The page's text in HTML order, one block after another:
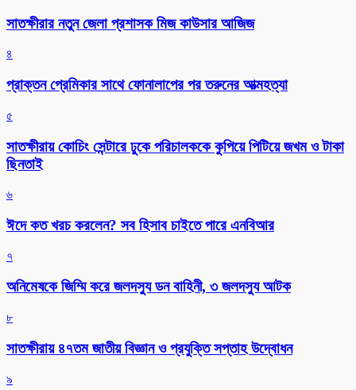
সাতক্ষীরার নতুন জেলা প্রশাসক মিজ কাউসার আজিজ
৪
প্রাক্তন প্রেমিকার সাথে ফোনালাপের পর তরুনের আত্মহত্যা
৫
সাতক্ষীরায় কোচিং সেন্টারে ঢুকে পরিচালককে কুপিয়ে পিটিয়ে জখম ও টাকা
ছিনতাই
৬
ঈদে কত খরচ করলেন? সব হিসাব চাইতে পারে এনবিআর
৭
অনিমেষকে জিম্মি করে জলদস্যু ডন বাহিনী, ৩ জলদস্যু আটক
৮
সাতক্ষীরায় ৪৭তম জাতীয় বিজ্ঞান ও প্রযুক্তি সপ্তাহ উদ্বোধন
৯